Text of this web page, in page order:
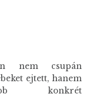
nem csupán
ejtett, hanem
konkrét